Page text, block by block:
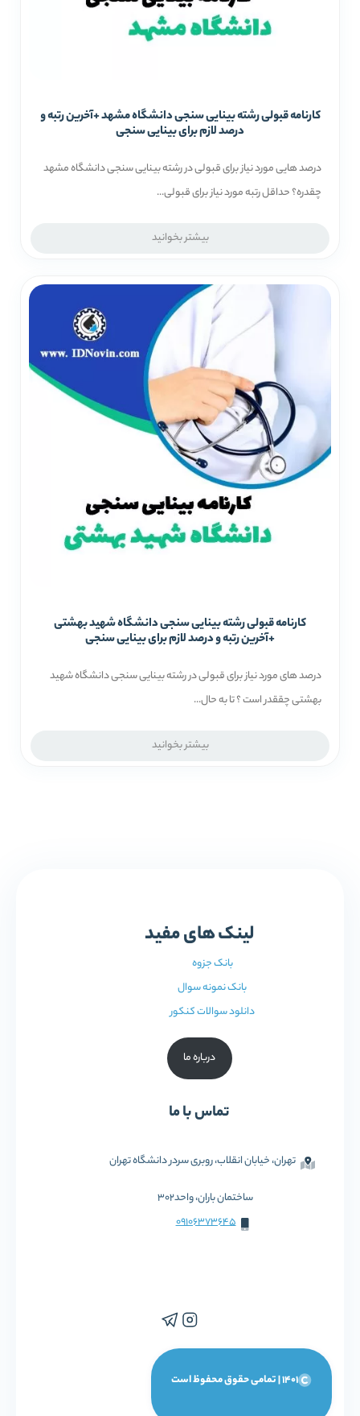
کارنامه قبولی رشته بینایی سنجی دانشگاه مشهد +آخرین رتبه و
درصد لازم برای بینایی سنجی
درصد هایی مورد نیاز برای قبولی در رشته بینایی سنجی دانشگاه مشهد
چقدره؟ حداقل رتبه مورد نیاز برای قبولی...
بیشتر بخوانید
کارنامه قبولی رشته بینایی سنجی دانشگاه شهید بهشتی
+آخرین رتبه و درصد لازم برای بینایی سنجی
درصد های مورد نیاز برای قبولی در رشته بینایی سنجی دانشگاه شهید
بهشتی چققدر است ؟ تا به حال...
بیشتر بخوانید
لینک های مفید
بانک جزوه
بانک نمونه سوال
دانلود سوالات کنکور
درباره ما
تماس با ما
تهران، خیابان انقلاب، روبری سردر دانشگاه تهران
ساختمان باران، واحد302
09106373645
1401 | تمامی حقوق محفوظ است